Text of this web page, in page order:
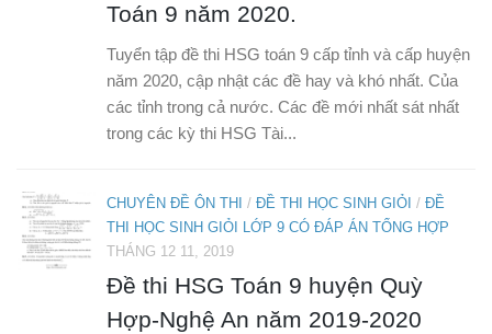
Toán 9 năm 2020.
Tuyển tập đề thi HSG toán 9 cấp tỉnh và cấp huyện
năm 2020, cập nhật các đề hay và khó nhất. Của
các tỉnh trong cả nước. Các đề mới nhất sát nhất
trong các kỳ thi HSG Tài...
CHUYÊN ĐỀ ÔN THI / ĐỀ THI HỌC SINH GIỎI / ĐỀ
THI HỌC SINH GIỎI LỚP 9 CÓ ĐÁP ÁN TỔNG HỢP
THÁNG 12 11, 2019
Đề thi HSG Toán 9 huyện Quỳ
Hợp-Nghệ An năm 2019-2020